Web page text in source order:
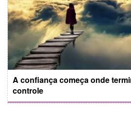
A confiança começa onde
controle